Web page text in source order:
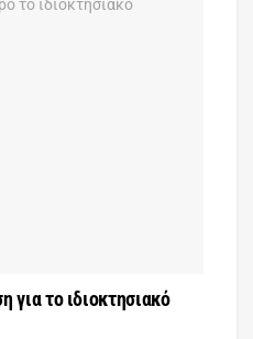
για το ιδιοκτησιακό